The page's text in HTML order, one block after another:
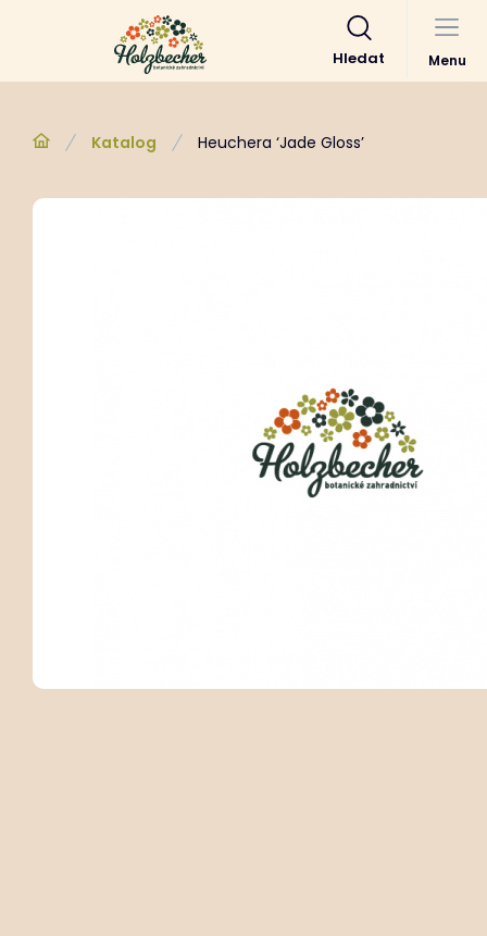
Hledat Menu
Katalog Heuchera ‘Jade Gloss’